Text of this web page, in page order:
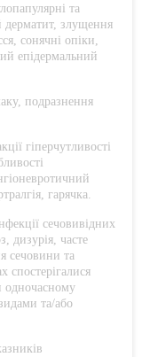
та
дерматит, злущення
сонячні опіки,
епідермальний
подразнення
гіперчутливості
гарячка.
сечовивідних
дизурія, часте
сечовини та
спостерігалися
одночасному
та/або